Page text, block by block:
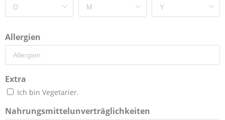
Allergien
Extra
Ich bin Vegetarier.
Nahrungsmittelunverträglichkeiten